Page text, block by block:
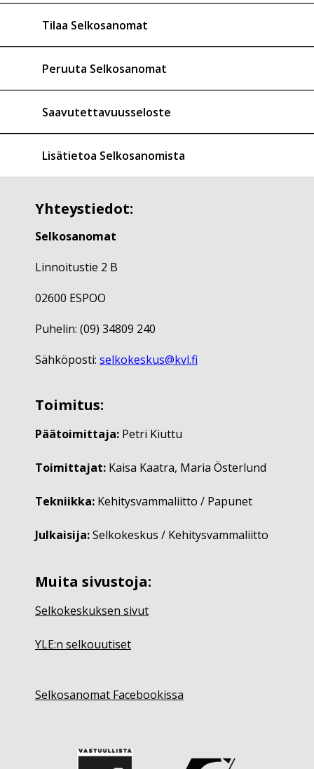
Tilaa Selkosanomat
Peruuta Selkosanomat
Saavutettavuusseloste
Lisätietoa Selkosanomista
Yhteystiedot:
Selkosanomat
Linnoitustie 2 B
02600 ESPOO
Puhelin: (09) 34809 240
Sähköposti: selkokeskus@kvl.fi
Toimitus:
Päätoimittaja: Petri Kiuttu
Toimittajat: Kaisa Kaatra, Maria Österlund
Tekniikka: Kehitysvammaliitto / Papunet
Julkaisija:Selkokeskus / Kehitysvammaliitto
Muita sivustoja:
Selkokeskuksen sivut
YLE:n selkouutiset
Selkosanomat Facebookissa